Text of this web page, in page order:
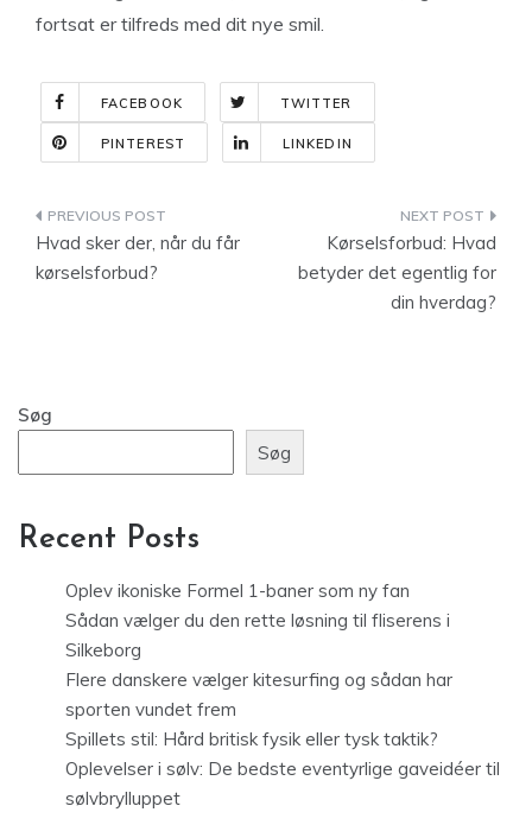
fortsat er tilfreds med dit nye smil.
FACEBOOK TWITTER
PINTEREST LINKEDIN
Indlægsnavigation
Hvad sker der, når du får
kørselsforbud?
Kørselsforbud: Hvad
betyder det egentlig for
din hverdag?
Søg
Søg
Recent Posts
Oplev ikoniske Formel 1-baner som ny fan
Sådan vælger du den rette løsning til fliserens i
Silkeborg
Flere danskere vælger kitesurfing og sådan har
sporten vundet frem
Spillets stil: Hård britisk fysik eller tysk taktik?
Oplevelser i sølv: De bedste eventyrlige gaveidéer til
sølvbrylluppet